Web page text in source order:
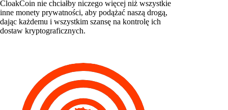
CloakCoin nie chciałby niczego więcej niż wszystkie
inne monety prywatności, aby podążać naszą drogą,
dając każdemu i wszystkim szansę na kontrolę ich
dostaw kryptograficznych.